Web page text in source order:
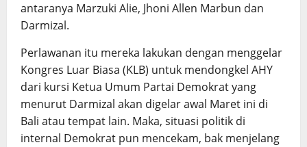
antaranya Marzuki Alie, Jhoni Allen Marbun dan
Darmizal.
Perlawanan itu mereka lakukan dengan menggelar
Kongres Luar Biasa (KLB) untuk mendongkel AHY
dari kursi Ketua Umum Partai Demokrat yang
menurut Darmizal akan digelar awal Maret ini di
Bali atau tempat lain. Maka, situasi politik di
internal Demokrat pun mencekam, bak menjelang